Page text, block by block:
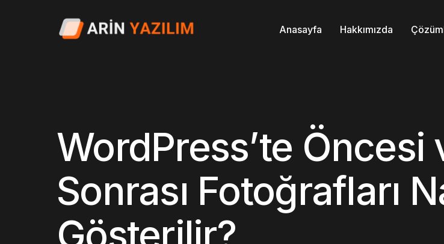
Anasayfa Hakkımızda
WordPress’te Öncesi
Sonrası Fotoğrafları
Gösterilir?